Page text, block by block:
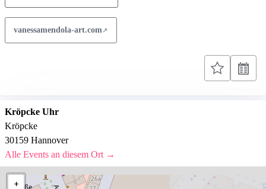
vanessamendola-art.com
Kröpcke Uhr
Kröpcke
30159 Hannover
Alle Events an diesem Ort →
+